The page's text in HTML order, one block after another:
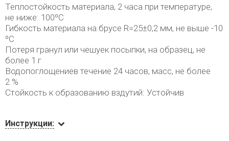
Теплостойкость материала, 2 часа при температуре,
не ниже: 100ºС
Гибкость материала на брусе R=25±0,2 мм, не выше -10
ºС
Потеря гранул или чешуек посыпки, на образец, не
более 1 г
Водопоглощениев течение 24 часов, масс, не более
2 %
Стойкость к образованию вздутий: Устойчив
Инструкции: